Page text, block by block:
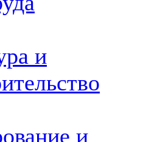
и
и